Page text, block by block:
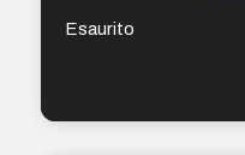
Esaurito